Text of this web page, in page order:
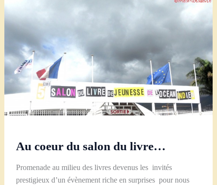
Au coeur du salon du livre…
Promenade au milieu des livres devenus les invités
prestigieux d’un évènement riche en surprises pour nous